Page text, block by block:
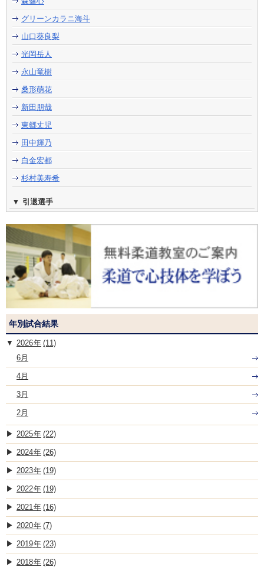
グリーンカラニ海斗
山口葵良梨
光岡岳人
永山竜樹
桑形萌花
新田朋哉
東郷丈児
田中輝乃
白金宏都
杉村美寿希
引退選手
年別試合結果
2026
(11)
6月
4月
3月
2月
2025 (22)
2024 (26)
2023 (19)
2022 (19)
2021 (16)
2020 (7)
2019 (23)
2018 (26)